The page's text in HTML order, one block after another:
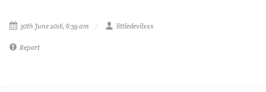
30th June 2016, 6:39 am littledevilxxx
Report